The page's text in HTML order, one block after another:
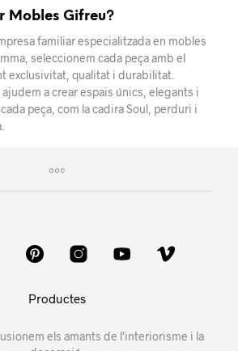
Mobles Gifreu?
familiar especialitzada en mobles
seleccionem cada peça amb el
exclusivitat, qualitat i durabilitat.
, ajudem a crear espais únics, elegants i
peça, com la cadira Soul, perduri i
Productes
els amants de l'interiorisme i la